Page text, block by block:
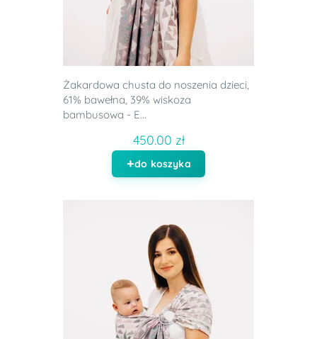
Żakardowa chusta do noszenia dzieci,
61% bawełna, 39% wiskoza
bambusowa - E...
450.00 zł
do koszyka